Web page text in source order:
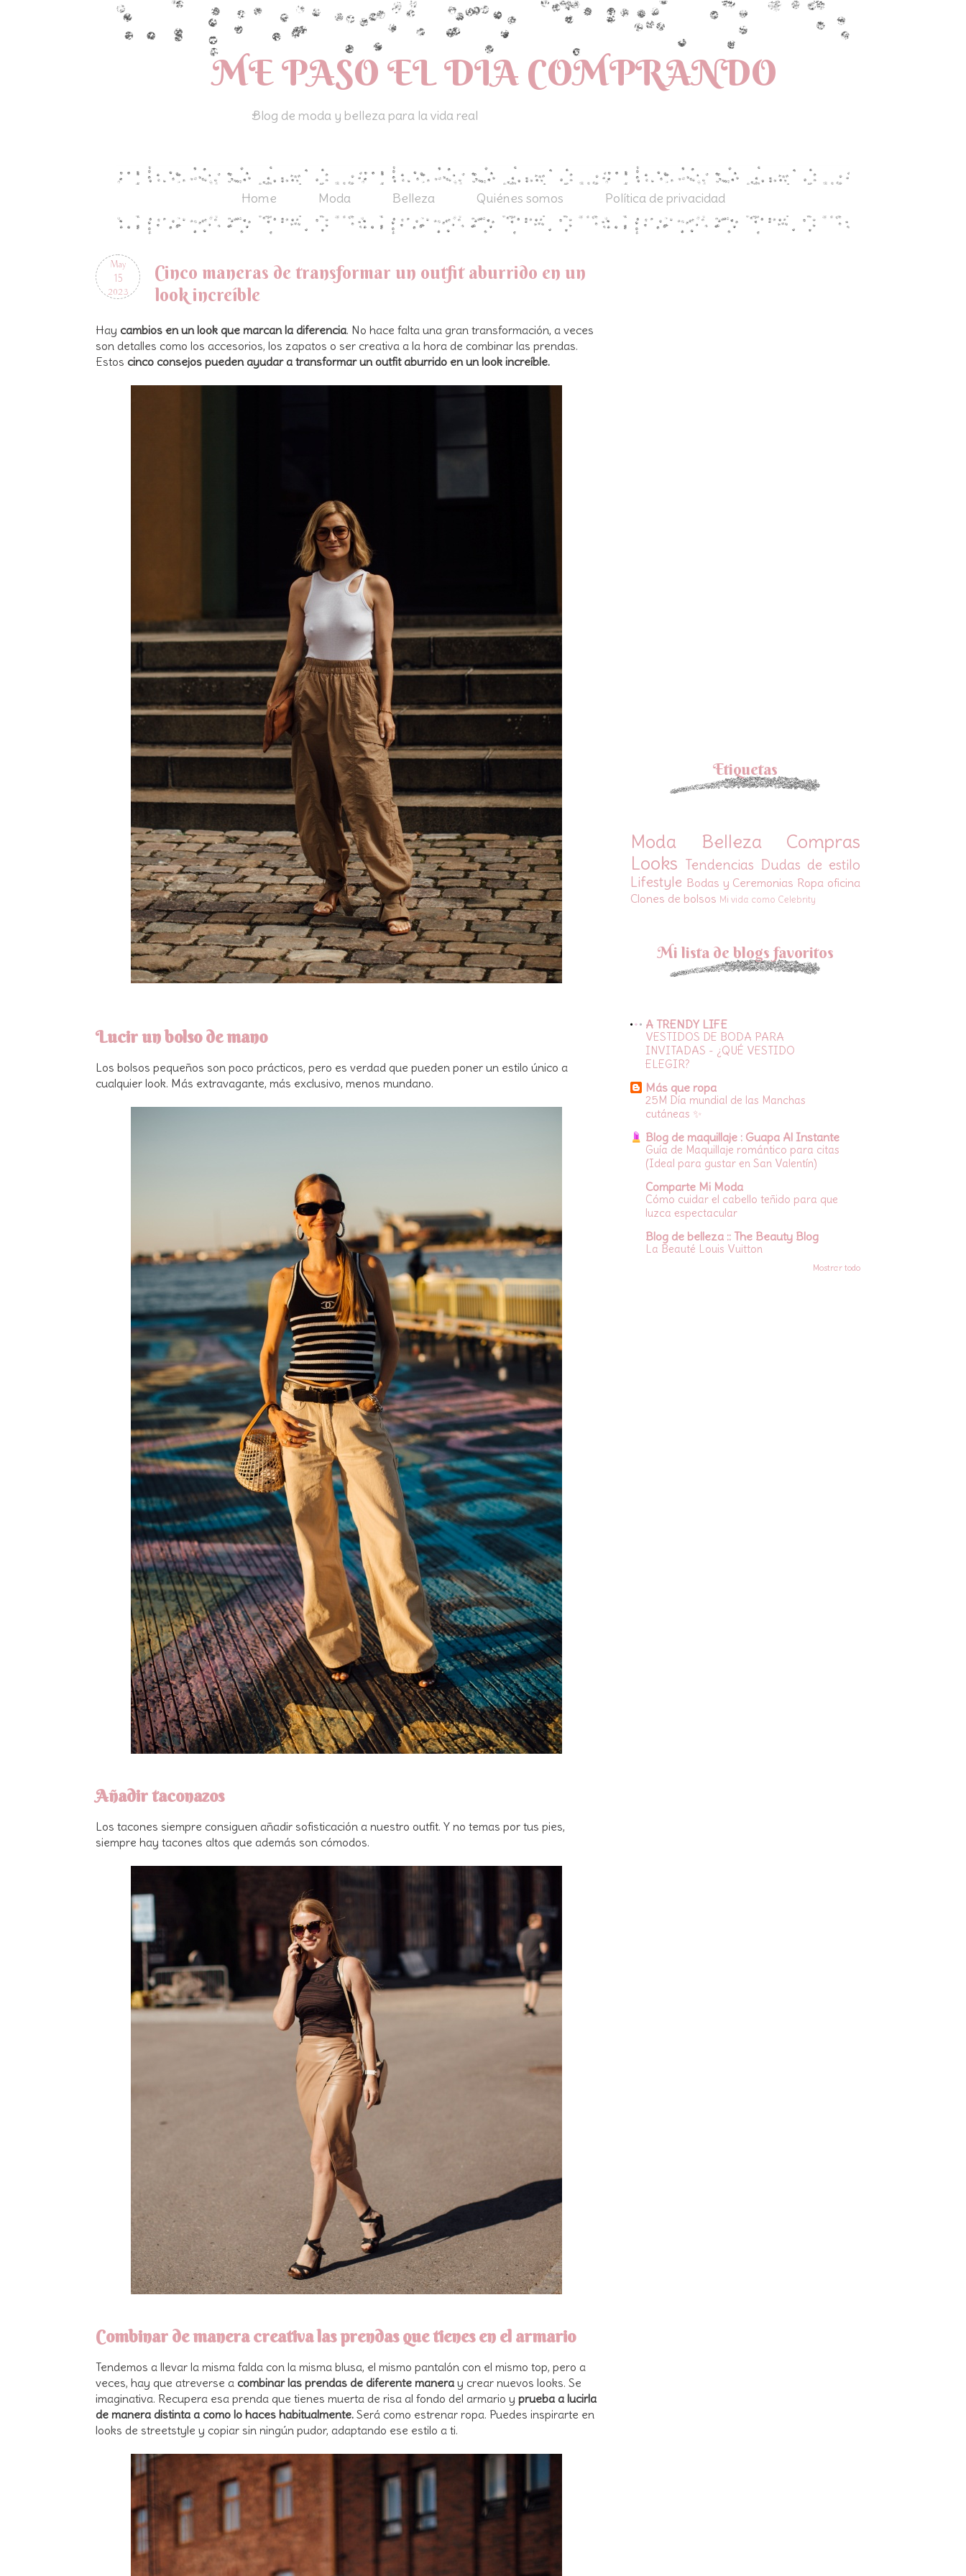
ME PASO EL DIA COMPRANDO
Blog de moda y belleza para la vida real
Home Moda Belleza Quiénes somos Política de privacidad
May
15
2023
Cinco maneras de transformar un outfit aburrido en un
look increíble
Hay cambios en un look que marcan la diferencia. No hace falta una gran transformación, a veces
son detalles como los accesorios, los zapatos o ser creativa a la hora de combinar las prendas.
Estos cinco consejos pueden ayudar a transformar un outfit aburrido en un look increíble.
Lucir un bolso de mano
Los bolsos pequeños son poco prácticos, pero es verdad que pueden poner un estilo único a
cualquier look. Más extravagante, más exclusivo, menos mundano.
Añadir taconazos
Los tacones siempre consiguen añadir sofisticación a nuestro outfit. Y no temas por tus pies,
siempre hay tacones altos que además son cómodos.
Combinar de manera creativa las prendas que tienes en el armario
Tendemos a llevar la misma falda con la misma blusa, el mismo pantalón con el mismo top, pero a
veces, hay que atreverse a combinar las prendas de diferente manera y crear nuevos looks. Se
imaginativa. Recupera esa prenda que tienes muerta de risa al fondo del armario y prueba a lucirla
de manera distinta a como lo haces habitualmente. Será como estrenar ropa. Puedes inspirarte en
looks de streetstyle y copiar sin ningún pudor, adaptando ese estilo a ti.
Etiquetas
Moda Belleza
Compras
Looks Tendencias Dudas de estilo
Lifestyle Bodas y Ceremonias Ropa oficina
Clones de bolsos Mi vida como Celebrity
Mi lista de blogs favoritos
A TRENDY LIFE
VESTIDOS DE BODA PARA
INVITADAS - ¿QUÉ VESTIDO
ELEGIR?
Más que ropa
25M Día mundial de las Manchas
cutáneas ✨
Blog de maquillaje : Guapa Al Instante
Guía de Maquillaje romántico para citas
(Ideal para gustar en San Valentín)
Comparte Mi Moda
Cómo cuidar el cabello teñido para que
luzca espectacular
Blog de belleza :: The Beauty Blog
La Beauté Louis Vuitton
Mostrar todo